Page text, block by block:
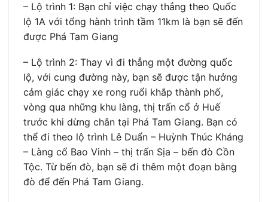
– Lộ trình 1: Bạn chỉ việc chạy thẳng theo Quốc
lộ 1A với tổng hành trình tầm 11km là bạn sẽ đến
được Phá Tam Giang
– Lộ trình 2: Thay vì đi thẳng một đường quốc
lộ, với cung đường này, bạn sẽ được tận hưởng
cảm giác chạy xe rong ruổi khắp thành phố,
vòng qua những khu làng, thị trấn cổ ở Huế
trước khi dừng chân tại Phá Tam Giang. Bạn có
thể đi theo lộ trình Lê Duẩn – Huỳnh Thúc Kháng
– Làng cổ Bao Vinh – thị trấn Sịa – bến đò Cồn
Tộc. Từ bến đò, bạn sẽ đi thêm một đoạn bằng
đò để đến Phá Tam Giang.